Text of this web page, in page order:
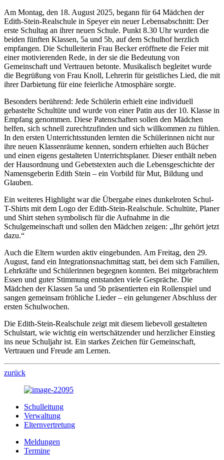
Am Montag, den 18. August 2025, begann für 64 Mädchen der
Edith-Stein-Realschule in Speyer ein neuer Lebensabschnitt: Der
erste Schultag an ihrer neuen Schule. Punkt 8.30 Uhr wurden die
beiden fünften Klassen, 5a und 5b, auf dem Schulhof herzlich
empfangen. Die Schulleiterin Frau Becker eröffnete die Feier mit
einer motivierenden Rede, in der sie die Bedeutung von
Gemeinschaft und Vertrauen betonte. Musikalisch begleitet wurde
die Begrüßung von Frau Knoll, Lehrerin für geistliches Lied, die mit
ihrer Darbietung für eine feierliche Atmosphäre sorgte.
Besonders berührend: Jede Schülerin erhielt eine individuell
gebastelte Schultüte und wurde von einer Patin aus der 10. Klasse in
Empfang genommen. Diese Patenschaften sollen den Mädchen
helfen, sich schnell zurechtzufinden und sich willkommen zu fühlen.
In den ersten Unterrichtsstunden lernten die Schülerinnen nicht nur
ihre neuen Klassenräume kennen, sondern erhielten auch Bücher
und einen eigens gestalteten Unterrichtsplaner. Dieser enthält neben
der Hausordnung und Gebetstexten auch die Lebensgeschichte der
Namensgeberin Edith Stein – ein Vorbild für Mut, Bildung und
Glauben.
Ein weiteres Highlight war die Übergabe eines dunkelroten Schul-
T-Shirts mit dem Logo der Edith-Stein-Realschule. Schultüte, Planer
und Shirt stehen symbolisch für die Aufnahme in die
Schulgemeinschaft und sollen den Mädchen zeigen: „Ihr gehört jetzt
dazu.“
Auch die Eltern wurden aktiv eingebunden. Am Freitag, den 29.
August, fand ein Integrationsnachmittag statt, bei dem sich Familien,
Lehrkräfte und Schülerinnen begegnen konnten. Bei mitgebrachtem
Essen und guter Stimmung entstanden viele Gespräche. Die
Mädchen der Klassen 5a und 5b präsentierten ein Rollenspiel und
sangen gemeinsam fröhliche Lieder – ein gelungener Abschluss der
ersten Schulwochen.
Die Edith-Stein-Realschule zeigt mit diesem liebevoll gestalteten
Schulstart, wie wichtig ein wertschätzender und herzlicher Einstieg
ins neue Schuljahr ist. Ein starkes Zeichen für Gemeinschaft,
Vertrauen und Freude am Lernen.
zurück
Schulleitung
Verwaltung
Elternvertretung
Meldungen
Termine